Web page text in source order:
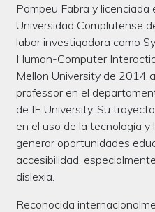
Pompeu Fabra y licenciada
Universidad Complutense
labor investigadora como
Human-Computer
Mellon University de 2014
professor en el
de IE University. Su
en el uso de la tecnología
generar oportunidades
accesibilidad,
dislexia.
Reconocida